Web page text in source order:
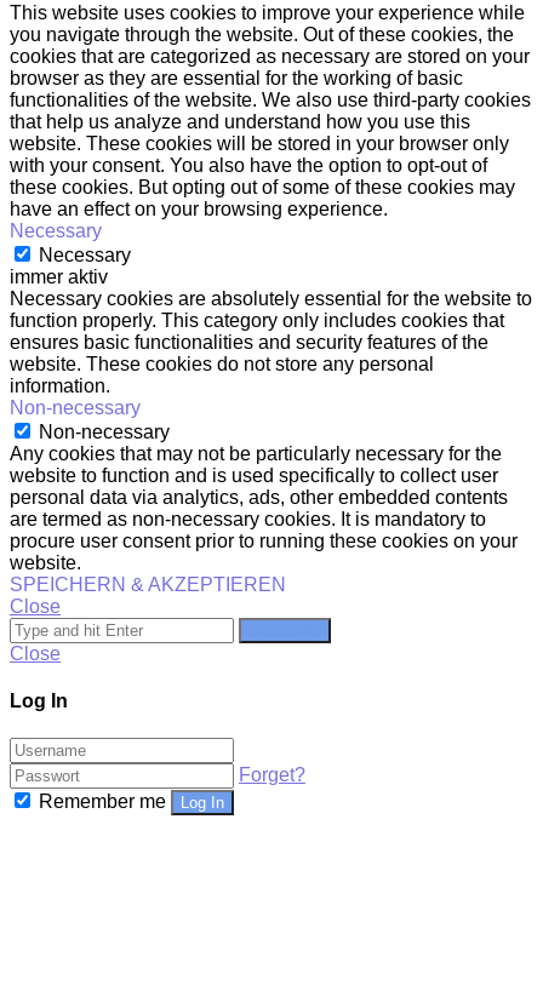
This website uses cookies to improve your experience while
you navigate through the website. Out of these cookies, the
cookies that are categorized as necessary are stored on your
browser as they are essential for the working of basic
functionalities of the website. We also use third-party cookies
that help us analyze and understand how you use this
website. These cookies will be stored in your browser only
with your consent. You also have the option to opt-out of
these cookies. But opting out of some of these cookies may
have an effect on your browsing experience.
Necessary
Necessary
immer aktiv
Necessary cookies are absolutely essential for the website to
function properly. This category only includes cookies that
ensures basic functionalities and security features of the
website. These cookies do not store any personal
information.
Non-necessary
Non-necessary
Any cookies that may not be particularly necessary for the
website to function and is used specifically to collect user
personal data via analytics, ads, other embedded contents
are termed as non-necessary cookies. It is mandatory to
procure user consent prior to running these cookies on your
website.
SPEICHERN & AKZEPTIEREN
Close
Close
Log In
Forget?
Remember me
Log In